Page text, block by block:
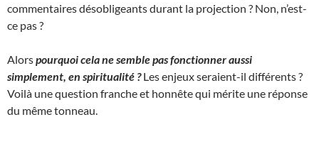
commentaires désobligeants durant la projection ? Non, n’est-
ce pas ?
Alorspourquoi cela ne semble pas fonctionner aussi
simplement, en spiritualité ?Les enjeux seraient-il différents ?
Voilà une question franche et honnête qui mérite une réponse
du même tonneau.